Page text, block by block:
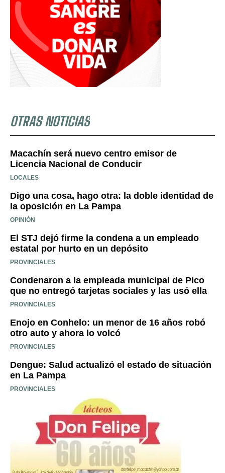
OTRAS NOTICIAS
Macachín será nuevo centro emisor de
Licencia Nacional de Conducir
LOCALES
Digo una cosa, hago otra: la doble identidad de
la oposición en La Pampa
OPINIÓN
El STJ dejó firme la condena a un empleado
estatal por hurto en un depósito
PROVINCIALES
Condenaron a la empleada municipal de Pico
que no entregó tarjetas sociales y las usó ella
PROVINCIALES
Enojo en Conhelo: un menor de 16 años robó
otro auto y ahora lo volcó
PROVINCIALES
Dengue: Salud actualizó el estado de situación
en La Pampa
PROVINCIALES